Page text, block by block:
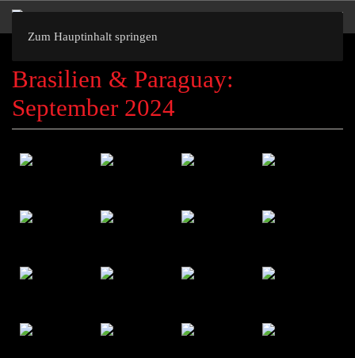
Zum Hauptinhalt springen
Brasilien & Paraguay:
September 2024